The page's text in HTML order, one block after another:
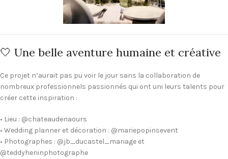
🤍 Une belle aventure humaine et créative
Ce projet n’aurait pas pu voir le jour sans la collaboration de
nombreux professionnels passionnés qui ont uni leurs talents pour
créer cette inspiration :
• Lieu : @chateaudenaours
• Wedding planner et décoration : @mariepopinsevent
• Photographes : @jb_ducastel_mariage et
@teddyheninphotographe